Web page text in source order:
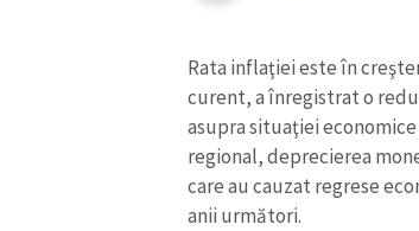
Rata inflaţiei este în
curent, a înregistrat o
asupra situaţiei
regional, deprecierea
care au cauzat regrese
anii următori.